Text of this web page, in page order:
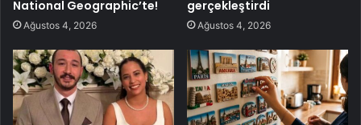
National Geographic’te!
Ağustos 4, 2026
gerçekleştirdi
Ağustos 4, 2026